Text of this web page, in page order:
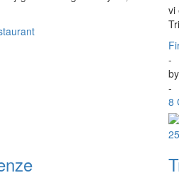
vi
-
by
-
8